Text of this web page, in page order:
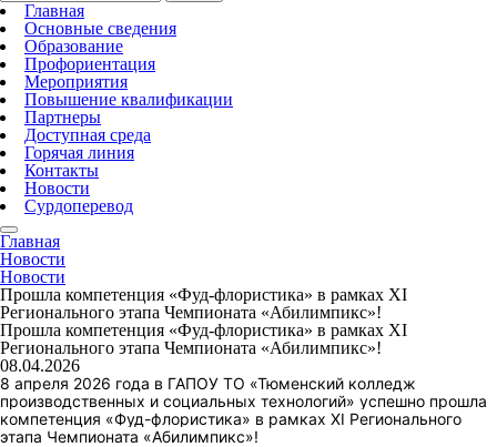
Главная
Основные сведения
Образование
Профориентация
Мероприятия
Повышение квалификации
Партнеры
Доступная среда
Горячая линия
Контакты
Новости
Сурдоперевод
Главная
Новости
Новости
Прошла компетенция «Фуд-флористика» в рамках XI
Регионального этапа Чемпионата «Абилимпикс»!
Прошла компетенция «Фуд-флористика» в рамках XI
Регионального этапа Чемпионата «Абилимпикс»!
08.04.2026
8 апреля 2026 года в ГАПОУ ТО «Тюменский колледж
производственных и социальных технологий» успешно прошла
компетенция «Фуд-флористика» в рамках XI Регионального
этапа Чемпионата «Абилимпикс»!